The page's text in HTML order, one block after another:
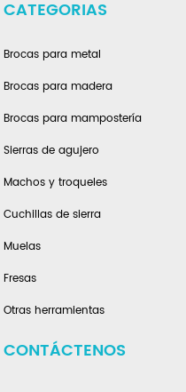
CATEGORIAS
Brocas para metal
Brocas para madera
Brocas para mampostería
Sierras de agujero
Machos y troqueles
Cuchillas de sierra
Muelas
Fresas
Otras herramientas
CONTÁCTENOS